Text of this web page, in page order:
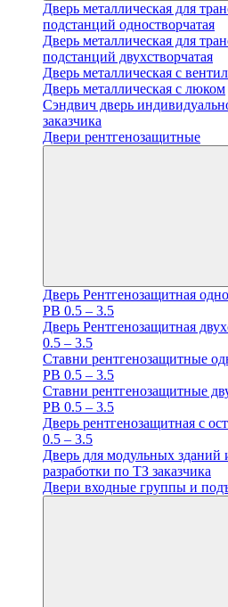
Дверь металлическая для
подстанций одностворчатая
Дверь металлическая для
подстанций двухстворчатая
Дверь металлическая с
Дверь металлическая с люком
Cэндвич дверь
заказчика
Двери рентгенозащитные
Дверь Рентгенозащитная
PB 0.5 – 3.5
Дверь Рентгенозащитная
0.5 – 3.5
Ставни рентгенозащитные
PB 0.5 – 3.5
Ставни рентгенозащитные
PB 0.5 – 3.5
Дверь рентгенозащитная с
0.5 – 3.5
Дверь для модульных зданий
разработки по ТЗ заказчика
Двери входные группы и